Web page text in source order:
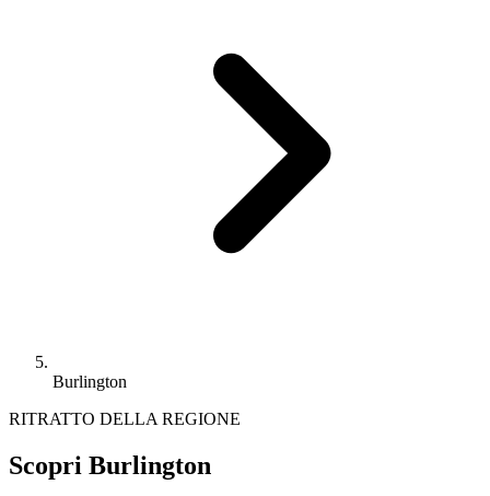
Burlington
RITRATTO DELLA REGIONE
Scopri Burlington